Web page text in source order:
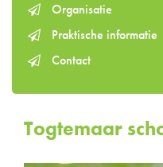
Organisatie
Praktische informatie
Contact
Togtemaar